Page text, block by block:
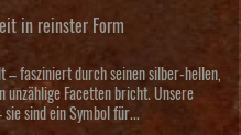
in reinster Form
– fasziniert durch seinen silber-hellen,
Facetten bricht. Unsere
sind ein Symbol für...